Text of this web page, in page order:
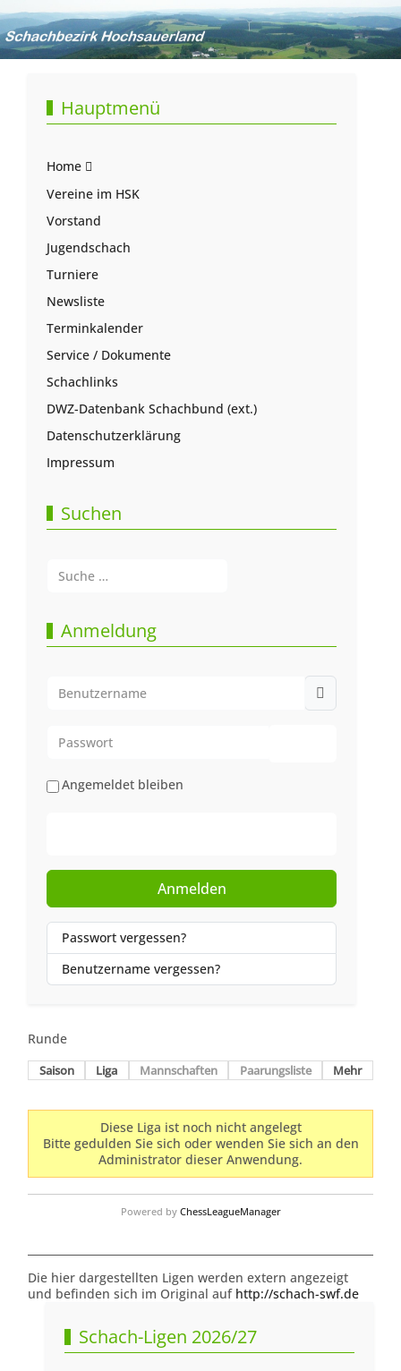
Hauptmenü
Home
Vereine im HSK
Vorstand
Jugendschach
Turniere
Newsliste
Terminkalender
Service / Dokumente
Schachlinks
DWZ-Datenbank Schachbund (ext.)
Datenschutzerklärung
Impressum
Suchen
Anmeldung
Angemeldet bleiben
Anmelden
Passwort vergessen?
Benutzername vergessen?
Runde
Saison Liga Mannschaften Paarungsliste Mehr
Diese Liga ist noch nicht angelegt
Bitte gedulden Sie sich oder wenden Sie sich an den
Administrator dieser Anwendung.
Powered by ChessLeagueManager
Die hier dargestellten Ligen werden extern angezeigt
und befinden sich im Original auf http://schach-swf.de
Schach-Ligen 2026/27